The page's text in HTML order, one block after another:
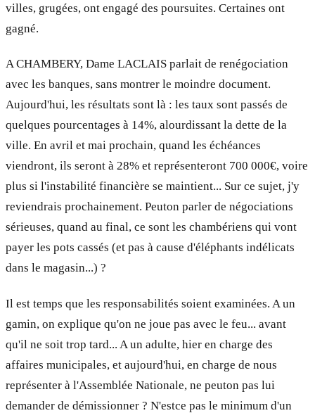
villes, grugées, ont engagé des poursuites. Certaines ont
gagné.
A CHAMBERY, Dame LACLAIS parlait de renégociation
avec les banques, sans montrer le moindre document.
Aujourd'hui, les résultats sont là : les taux sont passés de
quelques pourcentages à 14%, alourdissant la dette de la
ville. En avril et mai prochain, quand les échéances
viendront, ils seront à 28% et représenteront 700 000€, voire
plus si l'instabilité financière se maintient... Sur ce sujet, j'y
reviendrais prochainement. Peut­on parler de négociations
sérieuses, quand au final, ce sont les chambériens qui vont
payer les pots cassés (et pas à cause d'éléphants indélicats
dans le magasin...) ?
Il est temps que les responsabilités soient examinées. A un
gamin, on explique qu'on ne joue pas avec le feu... avant
qu'il ne soit trop tard... A un adulte, hier en charge des
affaires municipales, et aujourd'hui, en charge de nous
représenter à l'Assemblée Nationale, ne peut­on pas lui
demander de démissionner ? N'est­ce pas le minimum d'un